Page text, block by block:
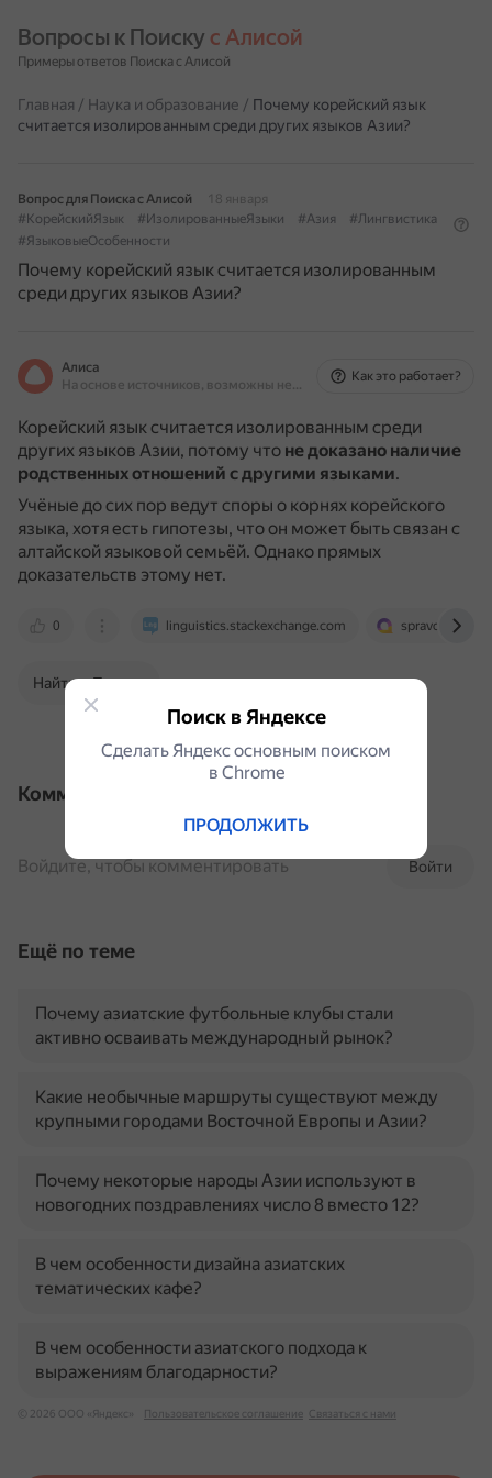
Вопросы к Поиску с Алисой
Примеры ответов Поиска с Алисой
Главная / Наука и образование / Почему корейский язык
считается изолированным среди других языков Азии?
Вопрос для Поиска с Алисой
18 января
#КорейскийЯзык
#ИзолированныеЯзыки #Азия
#Лингвистика
#ЯзыковыеОсобенности
Почему корейский язык считается изолированным
среди других языков Азии?
Алиса
На основе источников, возможны неточности
Как это работает?
Корейский язык считается изолированным среди
других языков Азии, потому что не доказано наличие
родственных отношений с другими языками.
Учёные до сих пор ведут споры о корнях корейского
языка, хотя есть гипотезы, что он может быть связан с
алтайской языковой семьёй. Однако прямых
доказательств этому нет.
0 linguistics.stackexchange.com
Найти в Поиске
Комментарии
Войти
Войдите, чтобы комментировать
Ещё по теме
Почему азиатские футбольные клубы стали
активно осваивать международный рынок?
Какие необычные маршруты существуют между
крупными городами Восточной Европы и Азии?
Почему некоторые народы Азии используют в
новогодних поздравлениях число 8 вместо 12?
В чем особенности дизайна азиатских
тематических кафе?
В чем особенности азиатского подхода к
выражениям благодарности?
© 2026 ООО «Яндекс» Пользовательское соглашение Связаться с нами
Поиск в Яндексе
Сделать Яндекс основным поиском
в Сhrome
ПРОДОЛЖИТЬ